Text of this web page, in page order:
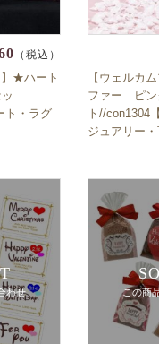
（税込）
】★ハート
ト・ラグ
【ウェルカ
ファー ピ
ト//con1304
ジュアリー・
わせ この商